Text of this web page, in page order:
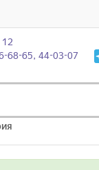
12
68-65, 44-03-07